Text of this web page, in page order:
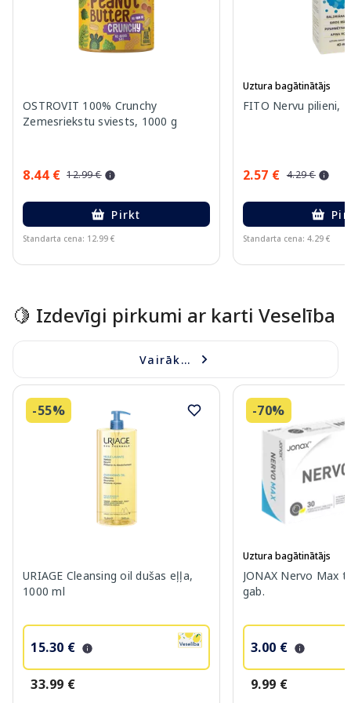
OSTROVIT 100% Crunchy
Zemesriekstu sviests, 1000 g
8.44 € 12.99 €
Pirkt
Standarta cena: 12.99 €
Uztura bagātinātājs
FITO Nervu pilieni,
2.57 € 4.29 €
Standarta cena: 4.29 €
🍋 Izdevīgi pirkumi ar karti Veselība
Vairāk...
-55%
URIAGE Cleansing oil dušas eļļa,
1000 ml
15.30 €
33.99 €
-70%
Uztura bagātinātājs
JONAX Nervo Max
gab.
3.00 €
9.99 €